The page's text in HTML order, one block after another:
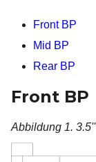
Front BP
Mid BP
Rear BP
Front BP
Abbildung 1. 3.5''